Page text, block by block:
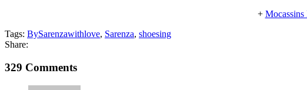
+ Mocassins
Tags: BySarenzawithlove, Sarenza, shoesing
Share:
329 Comments